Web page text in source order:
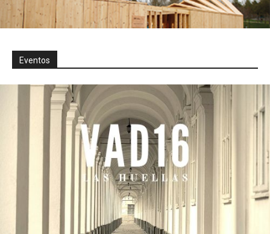
Eventos